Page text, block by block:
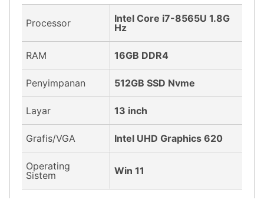
Processor
Intel Core i7-8565U 1.8G
Hz
RAM 16GB DDR4
Penyimpanan 512GB SSD Nvme
Layar 13 inch
Grafis/VGA Intel UHD Graphics 620
Operating
Sistem
Win 11